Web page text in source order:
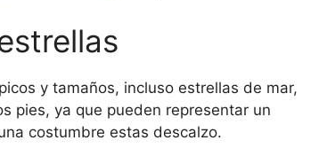
y tamaños, incluso estrellas de mar,
pies, ya que pueden representar un
costumbre estas descalzo.